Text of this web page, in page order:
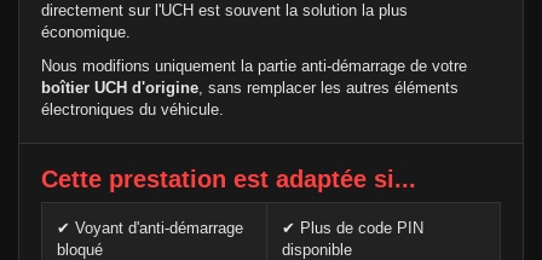
directement sur l'UCH est souvent la solution la plus
économique.
Nous modifions uniquement la partie anti-démarrage de votre
boîtier UCH d'origine , sans remplacer les autres éléments
électroniques du véhicule.
Cette prestation est adaptée si...
✔ Voyant d'anti-démarrage
bloqué
✔ Plus de code PIN
disponible